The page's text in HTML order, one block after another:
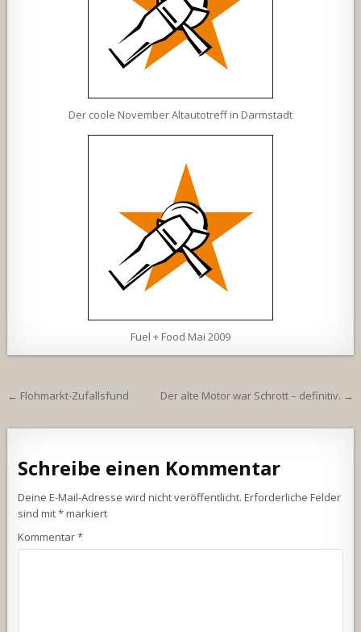
Der coole November Altautotreff in Darmstadt
Fuel + Food Mai 2009
Beitragsnavigation
← Flohmarkt-Zufallsfund Der alte Motor war Schrott – definitiv. →
Schreibe einen Kommentar
Deine E-Mail-Adresse wird nicht veröffentlicht. Erforderliche Felder
sind mit*markiert
Kommentar*